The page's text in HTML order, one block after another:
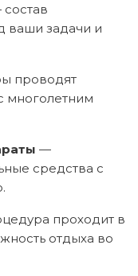
ваши задачи и
проводят
многолетним
—
средства с
проходит в
отдыха во